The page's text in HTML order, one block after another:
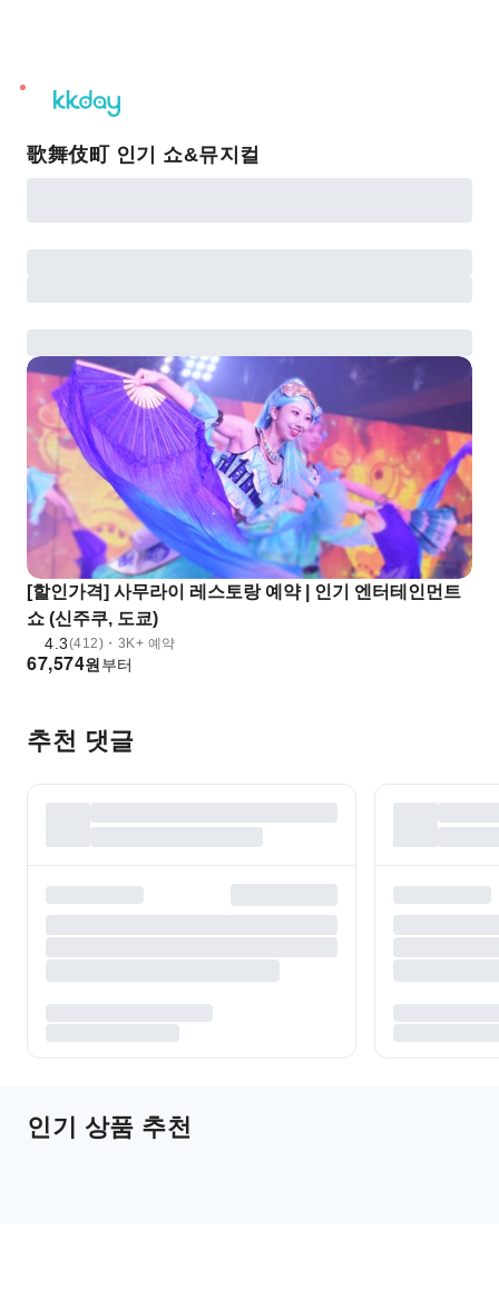
unread
notifications
歌舞伎町 인기 쇼&뮤지컬
[할인가격] 사무라이 레스토랑 예약 | 인기 엔터테인먼트
쇼 (신주쿠, 도쿄)
4.3(412)・3K+ 예약
원
67,574 부터
추천 댓글
인기 상품 추천